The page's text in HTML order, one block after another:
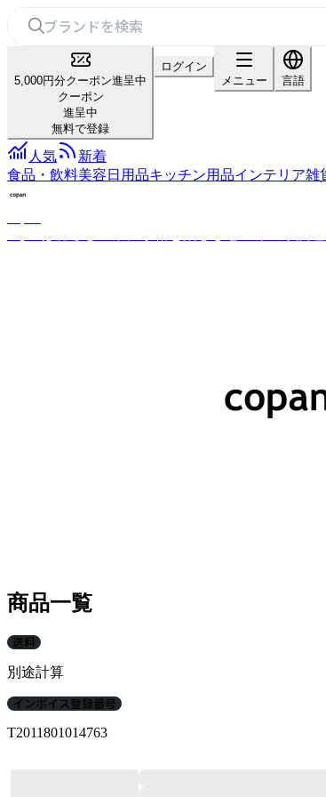
5,000円分クーポン進呈中
クーポン
進呈中
無料で登録
ログイン
メニュー
言語
人気
新着
食品・飲料美容 日用品キッチン用品インテリア雑
商品一覧
送料
別途計算
インボイス登録番号
T2011801014763